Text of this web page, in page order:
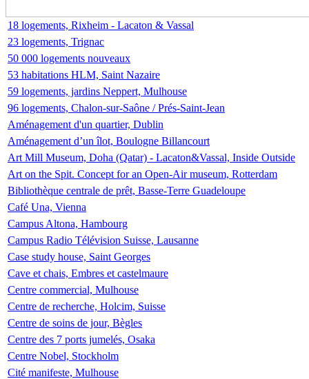
18 logements, Rixheim - Lacaton & Vassal
23 logements, Trignac
50 000 logements nouveaux
53 habitations HLM, Saint Nazaire
59 logements, jardins Neppert, Mulhouse
96 logements, Chalon-sur-Saône / Prés-Saint-Jean
Aménagement d'un quartier, Dublin
Aménagement d’un îlot, Boulogne Billancourt
Art Mill Museum, Doha (Qatar) - Lacaton&Vassal, Inside Outside
Art on the Spit. Concept for an Open-Air museum, Rotterdam
Bibliothèque centrale de prêt, Basse-Terre Guadeloupe
Café Una, Vienna
Campus Altona, Hambourg
Campus Radio Télévision Suisse, Lausanne
Case study house, Saint Georges
Cave et chais, Embres et castelmaure
Centre commercial, Mulhouse
Centre de recherche, Holcim, Suisse
Centre de soins de jour, Bègles
Centre des 7 ports jumelés, Osaka
Centre Nobel, Stockholm
Cité manifeste, Mulhouse